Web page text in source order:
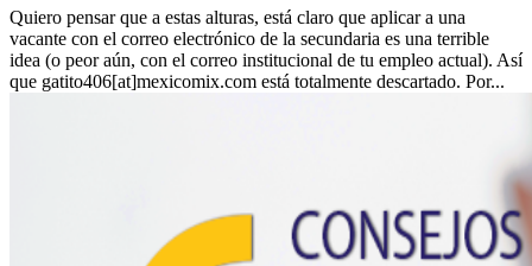
Quiero pensar que a estas alturas, está claro que aplicar a una
vacante con el correo electrónico de la secundaria es una terrible
idea (o peor aún, con el correo institucional de tu empleo actual). Así
que gatito406[at]mexicomix.com está totalmente descartado. Por...